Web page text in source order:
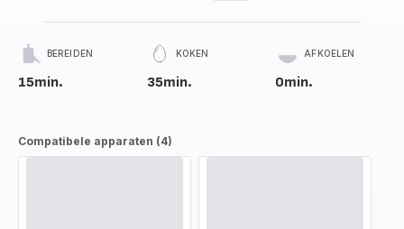
BEREIDEN
15min.
KOKEN
35min.
AFKOELEN
0min.
Compatibele apparaten (4)